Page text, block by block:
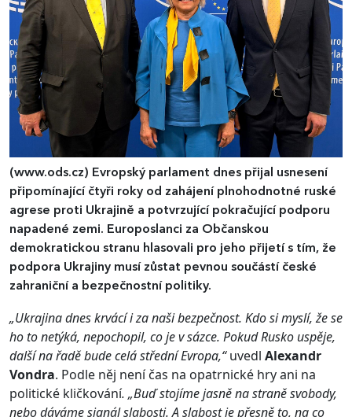
(www.ods.cz) Evropský parlament dnes přijal usnesení
připomínající čtyři roky od zahájení plnohodnotné ruské
agrese proti Ukrajině a potvrzující pokračující podporu
napadené zemi. Europoslanci za Občanskou
demokratickou stranu hlasovali pro jeho přijetí s tím, že
podpora Ukrajiny musí zůstat pevnou součástí české
zahraniční a bezpečnostní politiky.
„Ukrajina dnes krvácí i za naši bezpečnost. Kdo si myslí, že se
ho to netýká, nepochopil, co je v sázce. Pokud Rusko uspěje,
další na řadě bude celá střední Evropa,“uvedl Alexandr
Vondra. Podle něj není čas na opatrnické hry ani na
politické kličkování. „Buď stojíme jasně na straně svobody,
nebo dáváme signál slabosti. A slabost je přesně to, na co